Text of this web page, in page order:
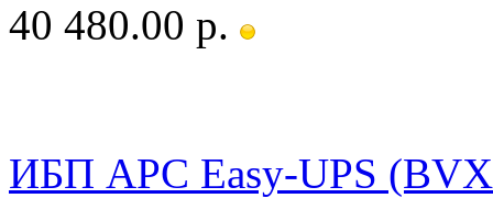
40 480.00 р.
ИБП APC Easy-UPS